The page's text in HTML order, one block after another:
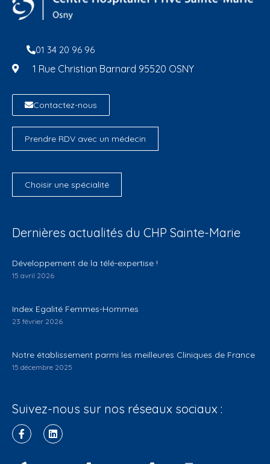
01 34 20 96 96
1 Rue Christian Barnard 95520 OSNY
Contactez-nous
Prendre RDV avec un médecin
Choisir une spécialité
Dernières actualités du CHP Sainte-Marie
Développement de la télé-expertise !
15 avril 2026
Index Egalité Femmes-Hommes
23 février 2026
Notre établissement parmi les meilleures Cliniques de France
15 décembre 2025
Suivez-nous sur nos réseaux sociaux :